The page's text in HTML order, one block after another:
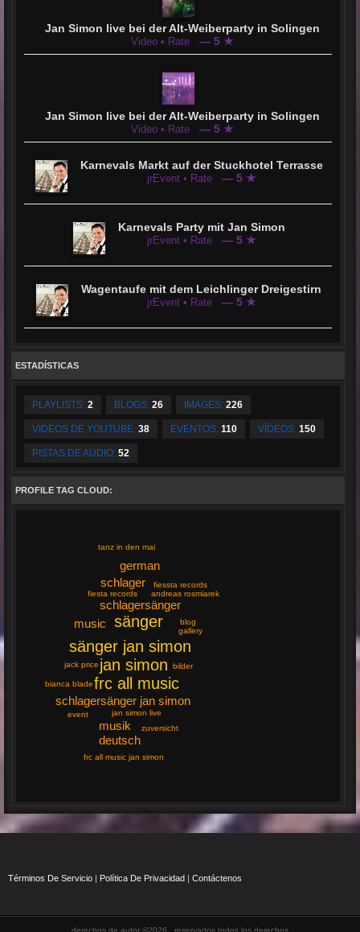
Jan Simon live bei der Alt-Weiberparty in Solingen
Video • Rate — 5 ★
Jan Simon live bei der Alt-Weiberparty in Solingen
Video • Rate — 5 ★
Karnevals Markt auf der Stuckhotel Terrasse
jrEvent • Rate — 5 ★
Karnevals Party mit Jan Simon
jrEvent • Rate — 5 ★
Wagentaufe mit dem Leichlinger Dreigestirn
jrEvent • Rate — 5 ★
ESTADÍSTICAS
PLAYLISTS: 2 BLOGS: 26 IMAGES: 226
VIDEOS DE YOUTUBE: 38 EVENTOS: 110 VÍDEOS: 150
PISTAS DE AUDIO: 52
PROFILE TAG CLOUD:
jan simon
sänger jan simon
frc all music
sänger
schlagersänger jan simon
schlagersänger
music
musik
schlager
deutsch
german
jan simon live
fiesta records
frc all music jan simon
jack price bilder
zuversicht
bianca blade
andreas rosmiarek
gallery
fiessta records
blog
tanz in den mai
event
Términos De Servicio | Política De Privacidad | Contáctenos
derechos de autor ©2026 , reservados todos los derechos